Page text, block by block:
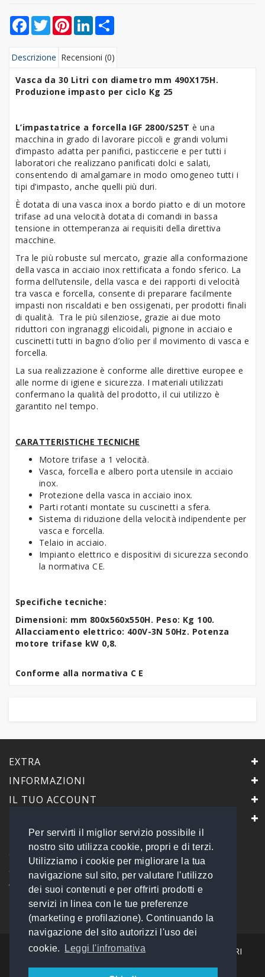
Per servirti il miglior servizio possibile il
nostro sito utilizza cookie, propri e di terzi.
Utilizziamo i cookie per migliorare la tua
navigazione sul sito, per valutare l'utilizzo
dei suoi contenuti e per offrirti prodotti e
servizi in linea con le tue preferenze
(marketing e profilazione). Continuando la
navigazione del sito autorizzi l'uso dei
cookie.
Leggi l'infromativa
Facebook
TwitterPinterestLinkedIn
Descrizione Recensioni (0)
Vasca da 30 Litri con diametro mm 490X175H.
Produzione impasto per ciclo Kg 25
L’impastatrice a forcella IGF 2800/S25T è una
macchina in grado di lavorare piccoli e grandi volumi
d’impasto adatta per panifici, pasticcerie e per tutti i
laboratori che realizzano panificati dolci e salati,
consentendo di amalgamare in modo omogeneo tutti i
tipi d’impasto, anche quelli più duri.
È dotata di una vasca inox a bordo piatto e di un motore
trifase ad una velocità dotata di comandi in bassa
tensione in ottemperanza ai requisiti della direttiva
macchine.
Tra le più robuste sul mercato, grazie alla conformazione
della vasca in acciaio inox rettificata a fondo sferico. La
forma dell’utensile, della vasca e dei rapporti di velocità
tra vasca e forcella, consente di preparare facilmente
impasti non riscaldati e ben ossigenati, per prodotti finali
di qualità. Tra le più silenziose, grazie ai due moto
riduttori con ingranaggi elicoidali, pignone in acciaio e
cuscinetti tutti in bagno d’olio per il movimento di vasca e
forcella.
La sua realizzazione è conforme alle direttive europee e
alle norme di igiene e sicurezza. I materiali utilizzati
confermano la qualità del prodotto, il cui utilizzo è
garantito nel tempo.
CARATTERISTICHE TECNICHE
Motore trifase a 1 velocità.
Vasca, forcella e albero porta utensile in acciaio
inox.
Protezione della vasca in acciaio inox.
Parti rotanti montate su cuscinetti a sfera.
Sistema di riduzione della velocità indipendente per
vasca e forcella.
Telaio in acciaio.
Impianto elettrico e dispositivi di sicurezza secondo
la normativa CE.
Specifiche tecniche:
Dimensioni: mm 800x560x550H. Peso: Kg 100.
Allacciamento elettrico: 400V-3N 50Hz. Potenza
motore trifase kW 0,8.
Conforme alla normativa C E
EXTRA
INFORMAZIONI
IL TUO ACCOUNT
PrimaScelta Point
è un marchio di
Global Service B2B Srls a socio unico
Via Tolemaide, 15 - 00192 Roma
P.IVA 14693851009 REA: RM - 1540057
Tel: 06 45548245
info@primasceltapoint.it
I NOSTRI CORRIERI